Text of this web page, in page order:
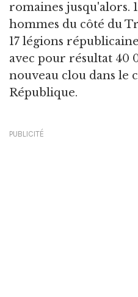
romaines jusqu'alors.
hommes du côté du
17 légions
avec pour résultat 40
nouveau clou dans le
République.
PUBLICITÉ